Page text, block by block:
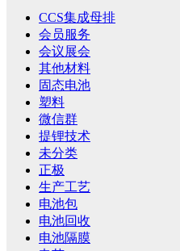
CCS集成母排
会员服务
会议展会
其他材料
固态电池
塑料
微信群
提锂技术
未分类
正极
生产工艺
电池包
电池回收
电池隔膜